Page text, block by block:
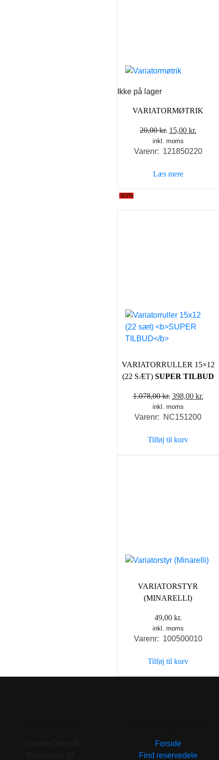
Ikke på lager
VARIATORMØTRIK
20,00kr. Den
oprindelige
pris
20,00 kr..
15,00 kr.
pris
inkl. moms
Varenr: 121850220
Læs mere
-63%
VARIATORRULLER 15×12
(22 SÆT) SUPER TILBUD
1.078,00kr. Den
oprindelige
pris
1.078,00 kr..
398,00 kr.
inkl. moms
Varenr: NC151200
Tilføj til kurv
VARIATORSTYR
(MINARELLI)
49,00 kr.
inkl. moms
Varenr: 100500010
Tilføj til kurv
Forside
Find reservedele